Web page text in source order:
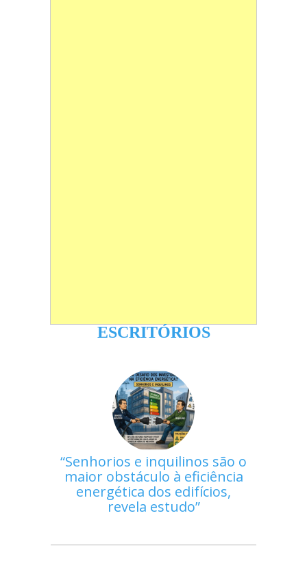
ESCRITÓRIOS
Senhorios e inquilinos são o
maior obstáculo à eficiência
energética dos edifícios,
revela estudo